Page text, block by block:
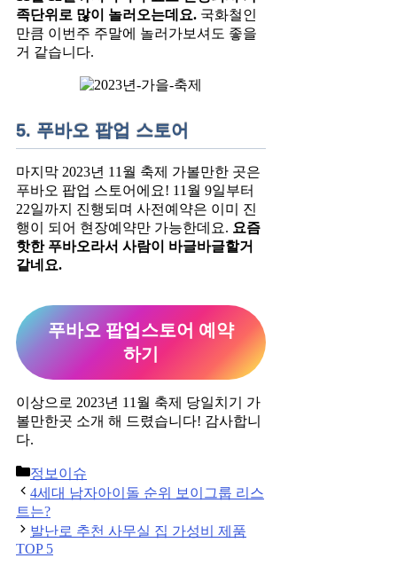
족단위로 많이 놀러오는데요. 국화철인
만큼 이번주 주말에 놀러가보셔도 좋을
거 같습니다.
5. 푸바오 팝업 스토어
마지막 2023년 11월 축제 가볼만한 곳은
푸바오 팝업 스토어에요! 11월 9일부터
22일까지 진행되며 사전예약은 이미 진
행이 되어 현장예약만 가능한데요. 요즘
핫한 푸바오라서 사람이 바글바글할거
같네요.
푸바오 팝업스토어 예약
하기
이상으로 2023년 11월 축제 당일치기 가
볼만한곳 소개 해 드렸습니다! 감사합니
다.
Categories
정보이슈
Post
navigation
4세대 남자아이돌 순위 보이그룹 리스
트는?
발난로 추천 사무실 집 가성비 제품
TOP 5